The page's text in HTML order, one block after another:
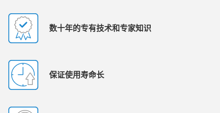
数十年的专有技术和专家知识
保证使用寿命长